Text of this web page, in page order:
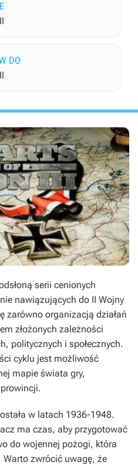
DO
serii cenionych
nawiązujących do II Wojny
zarówno organizacją działań
złożonych zależności
politycznych i społecznych.
cyklu jest możliwość
mapie świata gry,
w latach 1936-1948.
ma czas, aby przygotować
do wojennej pożogi, która
Warto zwrócić uwagę, że